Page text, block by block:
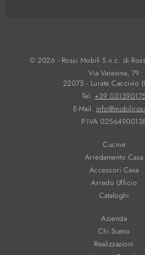
© 2026 - Rossi Mobili S.n.c. di
Via Varesina, 79
22075 - Lurate Caccivio
Tel. +39 031390175
E-Mail.
P.IVA
Cucine
Arredamento Casa
Accessori Casa
Arredo Ufficio
Cataloghi
Azienda
Chi Siamo
Realizzazioni